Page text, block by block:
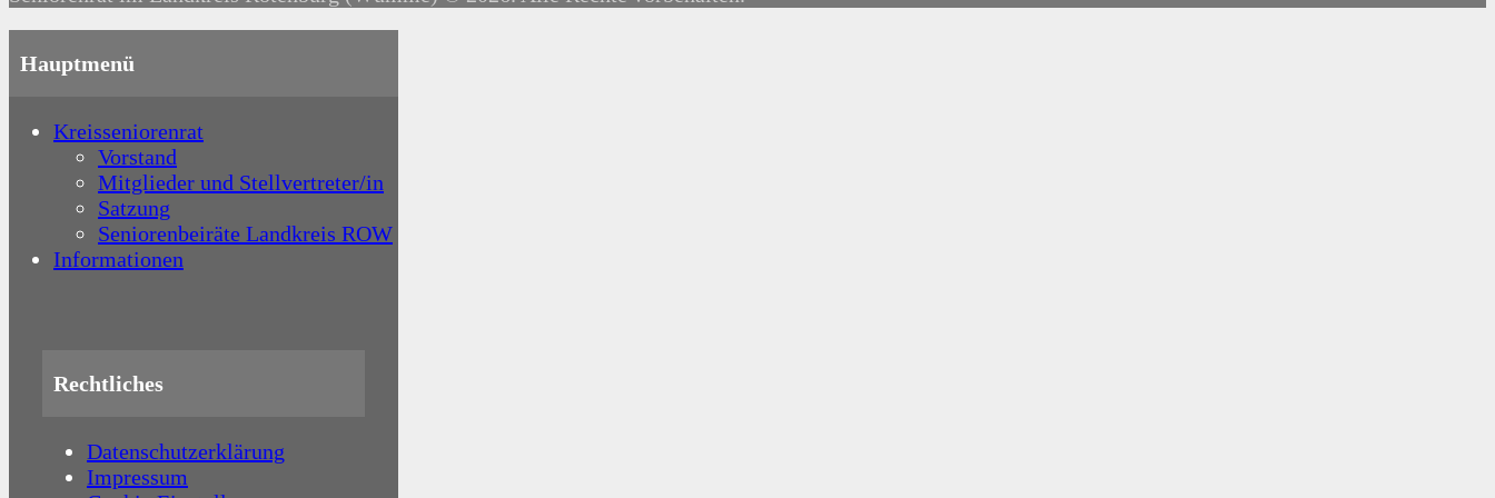
Hauptmenü
Kreisseniorenrat
Vorstand
Mitglieder und Stellvertreter/in
Satzung
Seniorenbeiräte Landkreis ROW
Informationen
Rechtliches
Datenschutzerklärung
Impressum